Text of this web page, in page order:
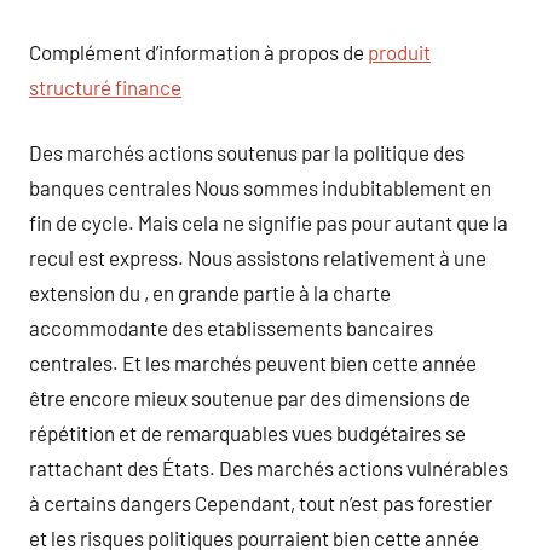
Complément d’information à propos de produit
structuré finance
Des marchés actions soutenus par la politique des
banques centrales Nous sommes indubitablement en
fin de cycle. Mais cela ne signifie pas pour autant que la
recul est express. Nous assistons relativement à une
extension du , en grande partie à la charte
accommodante des etablissements bancaires
centrales. Et les marchés peuvent bien cette année
être encore mieux soutenue par des dimensions de
répétition et de remarquables vues budgétaires se
rattachant des États. Des marchés actions vulnérables
à certains dangers Cependant, tout n’est pas forestier
et les risques politiques pourraient bien cette année